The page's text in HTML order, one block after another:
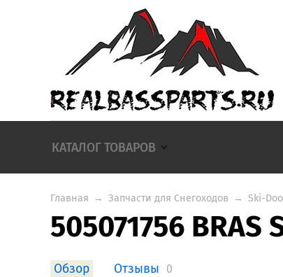
КАТАЛОГ ТОВАРОВ
Главная → Запчасти для Снегоходов → Ski-Doo
505071756 BRAS
Обзор Отзывы 0